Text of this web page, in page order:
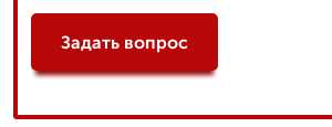
Задать вопрос